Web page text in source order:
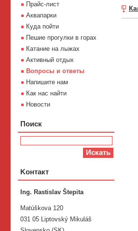
Прайс-лист
Aквапарки
Куда пойти
Пешие прогулки в горах
Катание на лыжах
Активный отдых
Вопросы и ответы
Напишите нам
Как нас найти
Новости
Поиск
Koнтакт
Ing. Rastislav Štepita
Matúškova 120
031 05 Liptovský Mikuláš